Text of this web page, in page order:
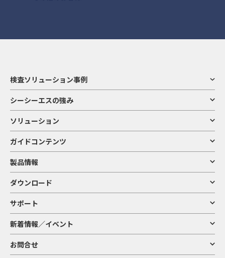
検査ソリューション事例
シーシーエスの強み
ソリューション
ガイドコンテンツ
製品情報
ダウンロード
サポート
新着情報／イベント
お問合せ